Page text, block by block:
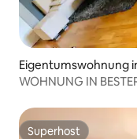
Eigentumswohnung
WOHNUNG IN
Superhost